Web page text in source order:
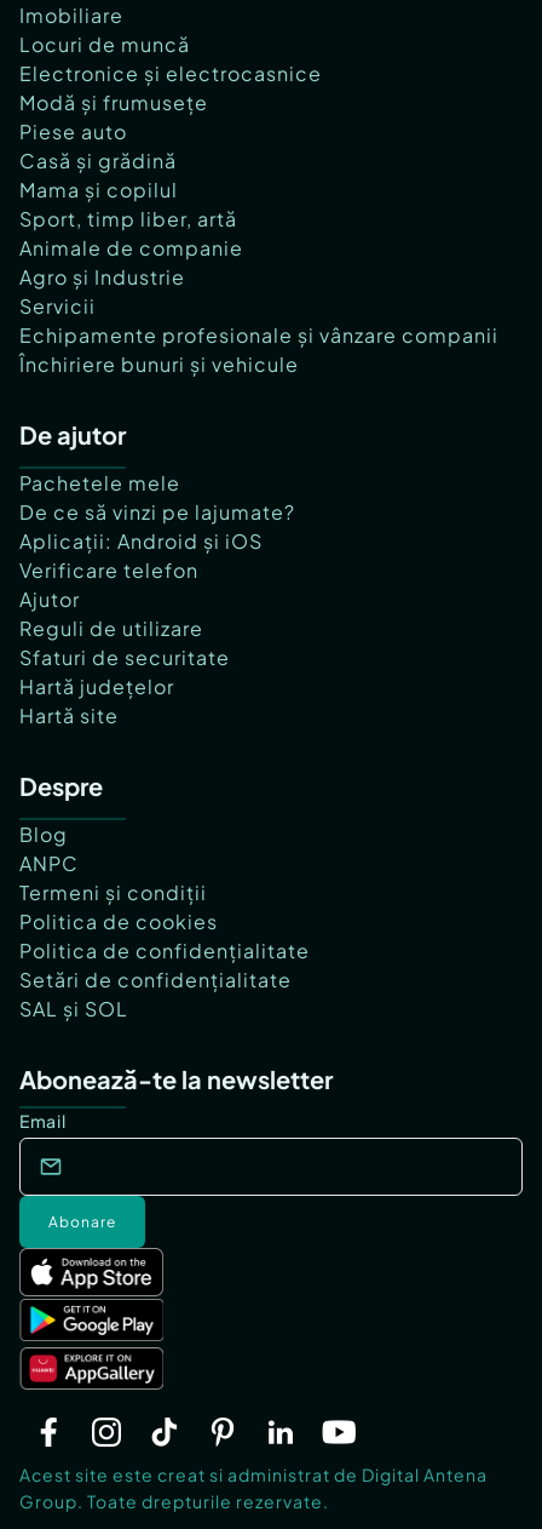
Imobiliare
Locuri de muncă
Electronice și electrocasnice
Modă și frumusețe
Piese auto
Casă și grădină
Mama și copilul
Sport, timp liber, artă
Animale de companie
Agro și Industrie
Servicii
Echipamente profesionale și vânzare companii
Închiriere bunuri și vehicule
De ajutor
Pachetele mele
De ce să vinzi pe lajumate?
Aplicații: Android și iOS
Verificare telefon
Ajutor
Reguli de utilizare
Sfaturi de securitate
Hartă județelor
Hartă site
Despre
Blog
ANPC
Termeni și condiții
Politica de cookies
Politica de confidențialitate
Setări de confidențialitate
SAL și SOL
Abonează-te la newsletter
Email
Abonare
Acest site este creat si administrat de Digital Antena
Group. Toate drepturile rezervate.